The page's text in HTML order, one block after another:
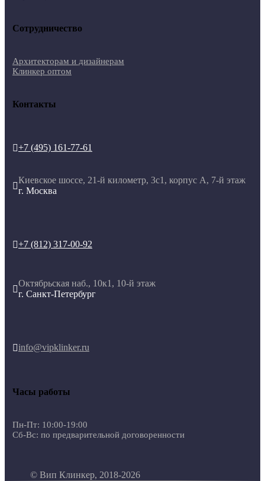
Сотрудничество
Архитекторам и дизайнерам
Клинкер оптом
Контакты
+7 (495) 161-77-61

Киевское шоссе, 21-й километр, 3с1, корпус А, 7-й этаж
г. Москва
+7 (812) 317-00-92

Октябрьская наб., 10к1, 10-й этаж
г. Санкт-Петербург
info@vipklinker.ru
Часы работы
Пн-Пт: 10:00-19:00
Сб-Вс: по предварительной договоренности
© Вип Клинкер, 2018-2026